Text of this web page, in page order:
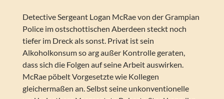
Detective Sergeant Logan McRae von der Grampian
Police im ostschottischen Aberdeen steckt noch
tiefer im Dreck als sonst. Privat ist sein
Alkoholkonsum so arg außer Kontrolle geraten,
dass sich die Folgen auf seine Arbeit auswirken.
McRae pöbelt Vorgesetzte wie Kollegen
gleichermaßen an. Selbst seine unkonventionelle